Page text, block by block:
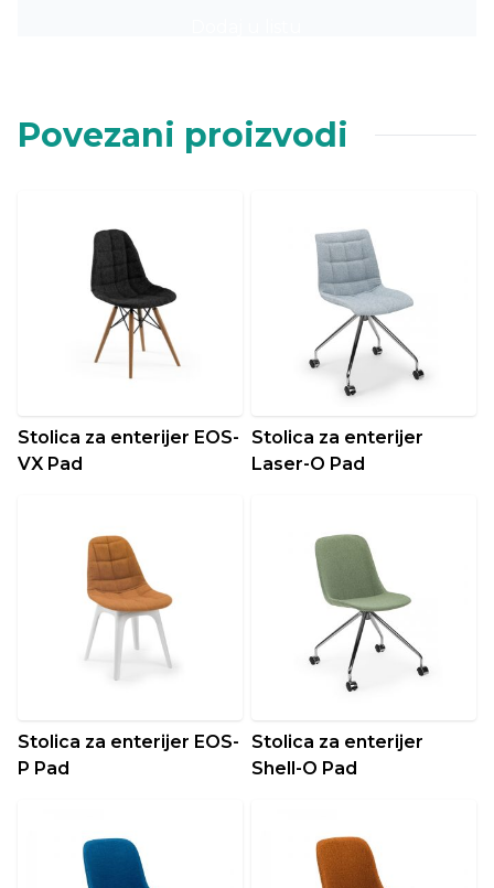
Povezani proizvodi
Stolica za enterijer EOS-
VX Pad
Stolica za enterijer
Laser-O Pad
Stolica za enterijer EOS-
P Pad
Stolica za enterijer
Shell-O Pad